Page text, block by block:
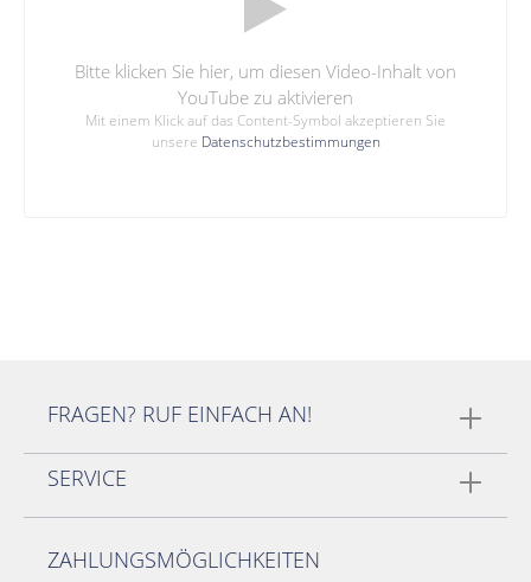
Bitte klicken Sie hier, um diesen Video-Inhalt von
YouTube zu aktivieren
Mit einem Klick auf das Content-Symbol akzeptieren Sie
unsere Datenschutzbestimmungen
FRAGEN? RUF EINFACH AN!
SERVICE
ZAHLUNGSMÖGLICHKEITEN